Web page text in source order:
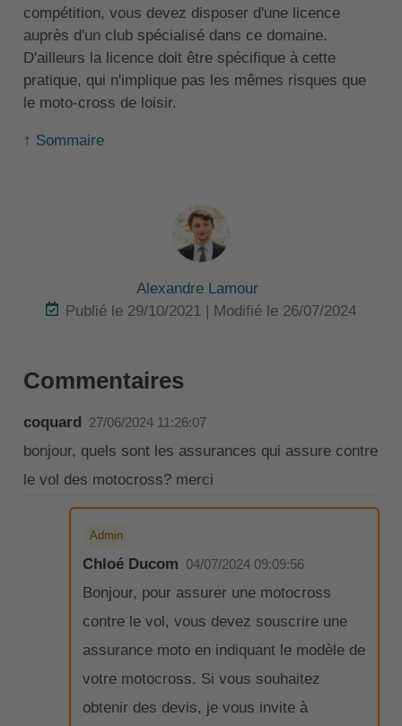
compétition, vous devez disposer d'une licence
auprès d'un club spécialisé dans ce domaine.
D'ailleurs la licence doit être spécifique à cette
pratique, qui n'implique pas les mêmes risques que
le moto-cross de loisir.
↑ Sommaire
Alexandre Lamour
Publié le 29/10/2021 | Modifié le 26/07/2024
Commentaires
coquard 27/06/2024 11:26:07
bonjour, quels sont les assurances qui assure contre
le vol des motocross? merci
Admin
Chloé Ducom 04/07/2024 09:09:56
Bonjour, pour assurer une motocross
contre le vol, vous devez souscrire une
assurance moto en indiquant le modèle de
votre motocross. Si vous souhaitez
obtenir des devis, je vous invite à